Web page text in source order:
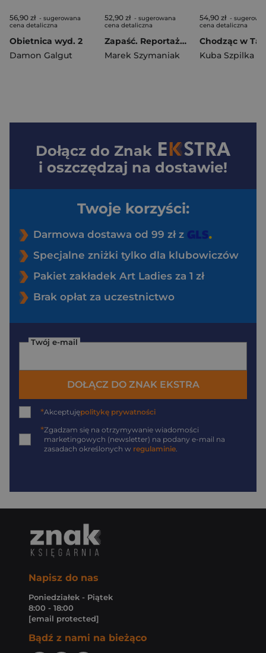
56,90 zł - sugerowana
cena detaliczna
Obietnica wyd. 2
Damon Galgut
52,90 zł - sugerowana
cena detaliczna
Zapaść. Reportaże z mniejszych miast wyd. 2
Marek Szymaniak
54,90 zł -
cena detaliczna
Kuba Szpilka
Dołącz do Znak
i oszczędzaj na dostawie!
Twoje korzyści:
Darmowa dostawa od 99 zł z
Specjalne zniżki tylko dla klubowiczów
Pakiet zakładek Art Ladies za 1 zł
Brak opłat za uczestnictwo
Twój e-mail
DOŁĄCZ DO ZNAK EKSTRA
*Akceptujępolitykę prywatności
*Zgadzam się na otrzymywanie wiadomości
marketingowych (newsletter) na podany e-mail na
zasadach określonych w regulaminie
Napisz do nas
Poniedziałek - Piątek
8:00 - 18:00
[email protected]
Bądź z nami na bieżąco